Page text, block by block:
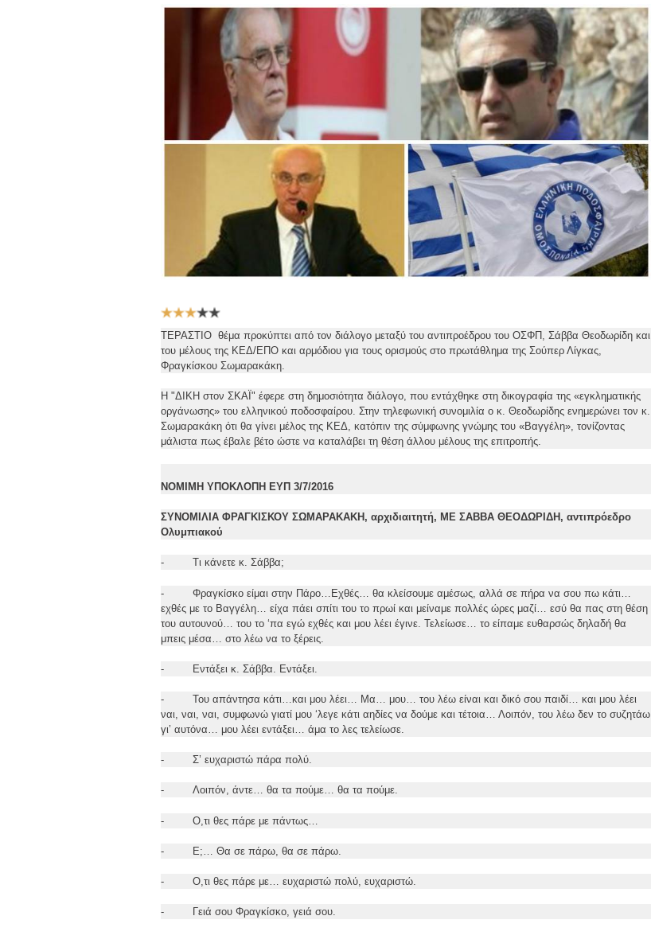
Αξιολόγηση
ΤΕΡΑΣΤΙΟ θέμα προκύπτει από τον διάλογο μεταξύ του αντιπροέδρου του ΟΣΦΠ, Σάββα Θεοδωρίδη και
του μέλους της ΚΕΔ/ΕΠΟ και αρμόδιου για τους ορισμούς στο πρωτάθλημα της Σούπερ Λίγκας,
Φραγκίσκου Σωμαρακάκη.
Η "ΔΙΚΗ στον ΣΚΑΪ" έφερε στη δημοσιότητα διάλογο, που εντάχθηκε στη δικογραφία της «εγκληματικής
οργάνωσης» του ελληνικού ποδοσφαίρου. Στην τηλεφωνική συνομιλία ο κ. Θεοδωρίδης ενημερώνει τον κ.
Σωμαρακάκη ότι θα γίνει μέλος της ΚΕΔ, κατόπιν της σύμφωνης γνώμης του «Βαγγέλη», τονίζοντας
μάλιστα πως έβαλε βέτο ώστε να καταλάβει τη θέση άλλου μέλους της επιτροπής.
ΝΟΜΙΜΗ ΥΠΟΚΛΟΠΗ ΕΥΠ 3/7/2016
ΣΥΝΟΜΙΛΙΑ ΦΡΑΓΚΙΣΚΟΥ ΣΩΜΑΡΑΚΑΚΗ, αρχιδιαιτητή, ΜΕ ΣΑΒΒΑ ΘΕΟΔΩΡΙΔΗ, αντιπρόεδρο
Ολυμπιακού
- Τι κάνετε κ. Σάββα;
- Φραγκίσκο είμαι στην Πάρο…Εχθές… θα κλείσουμε αμέσως, αλλά σε πήρα να σου πω κάτι…
εχθές με το Βαγγέλη… είχα πάει σπίτι του το πρωί και μείναμε πολλές ώρες μαζί… εσύ θα πας στη θέση
του αυτουνού… του το ‘πα εγώ εχθές και μου λέει έγινε. Τελείωσε… το είπαμε ευθαρσώς δηλαδή θα
μπεις μέσα… στο λέω να το ξέρεις.
- Εντάξει κ. Σάββα. Εντάξει.
- Του απάντησα κάτι…και μου λέει… Μα… μου… του λέω είναι και δικό σου παιδί… και μου λέει
ναι, ναι, ναι, συμφωνώ γιατί μου ‘λεγε κάτι αηδίες να δούμε και τέτοια… Λοιπόν, του λέω δεν το συζητάω
γι’ αυτόνα… μου λέει εντάξει… άμα το λες τελείωσε.
- Σ’ ευχαριστώ πάρα πολύ.
- Λοιπόν, άντε… θα τα πούμε… θα τα πούμε.
- Ο,τι θες πάρε με πάντως…
- Ε;… Θα σε πάρω, θα σε πάρω.
- Ο,τι θες πάρε με… ευχαριστώ πολύ, ευχαριστώ.
- Γειά σου Φραγκίσκο, γειά σου.